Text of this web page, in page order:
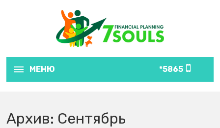
МЕНЮ 5865*
Архив: Сентябрь